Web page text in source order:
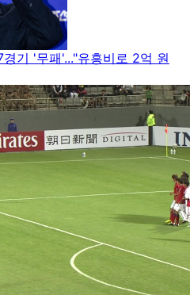
기 '무패'..."유흥비로 2억 원